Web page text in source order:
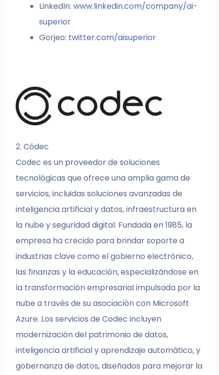
LinkedIn: www.linkedin.com/company/ai-
superior
Gorjeo: twitter.com/aisuperior
2. Códec
Codec es un proveedor de soluciones
tecnológicas que ofrece una amplia gama de
servicios, incluidas soluciones avanzadas de
inteligencia artificial y datos, infraestructura en
la nube y seguridad digital. Fundada en 1985, la
empresa ha crecido para brindar soporte a
industrias clave como el gobierno electrónico,
las finanzas y la educación, especializándose en
la transformación empresarial impulsada por la
nube a través de su asociación con Microsoft
Azure. Los servicios de Codec incluyen
modernización del patrimonio de datos,
inteligencia artificial y aprendizaje automático, y
gobernanza de datos, diseñados para mejorar la